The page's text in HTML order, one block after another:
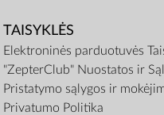
TAISYKLĖS
Elektroninės parduotuvės
"ZepterClub" Nuostatos ir
Pristatymo sąlygos ir
Privatumo Politika